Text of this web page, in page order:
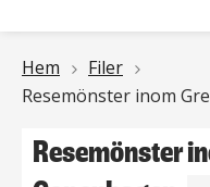
Länkstig
Hem
Filer
Resemönster inom
Resemönster